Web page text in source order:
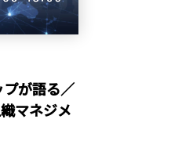
が語る／
マネジメ